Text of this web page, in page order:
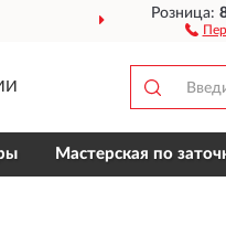
Розница:
Мастерская по